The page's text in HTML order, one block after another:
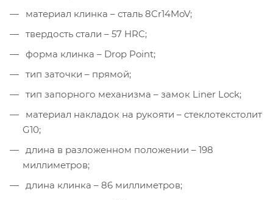
материал клинка – сталь 8Cr14MoV;
твердость стали – 57 HRC;
форма клинка – Drop Point;
тип заточки – прямой;
тип запорного механизма – замок Liner Lock;
материал накладок на рукояти – стеклотекстолит
G10;
длина в разложенном положении – 198
миллиметров;
длина клинка – 86 миллиметров;